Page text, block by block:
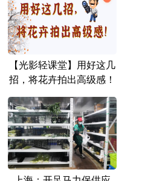
【光影轻课堂】用好这几
招，将花卉拍出高级感！